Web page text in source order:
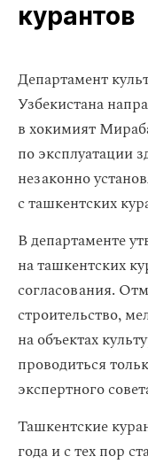
курантов
Департамент
Узбекистана
в хокимият
по эксплуатации
незаконно
с ташкентских
В департаменте
на ташкентских
согласования.
строительство,
на объектах
проводиться
экспертного
Ташкентские
года и с тех пор